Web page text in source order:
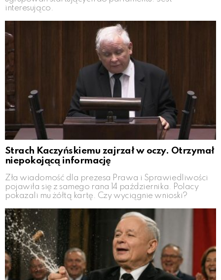
interesująco.
Strach Kaczyńskiemu zajrzał w oczy. Otrzymał
niepokojącą informację
Zła wiadomość dla prezesa Prawa i Sprawiedliwości
pojawiła się z samego rana 14 października. Polacy
pokazali mu żółtą kartę. Czy wyciągnie wnioski?